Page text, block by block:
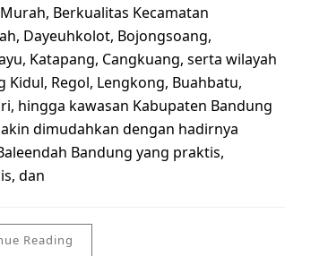
Berkualitas Kecamatan
Dayeuhkolot, Bojongsoang,
Katapang, Cangkuang, serta wilayah
Kidul, Regol, Lengkong, Buahbatu,
hingga kawasan Kabupaten Bandung
dimudahkan dengan hadirnya
Bandung yang praktis,
dan
Reading